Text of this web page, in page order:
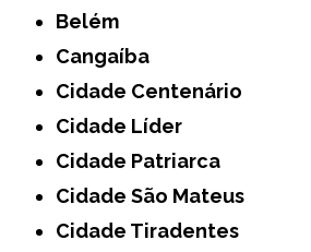
Belém
Cangaíba
Cidade Centenário
Cidade Líder
Cidade Patriarca
Cidade São Mateus
Cidade Tiradentes